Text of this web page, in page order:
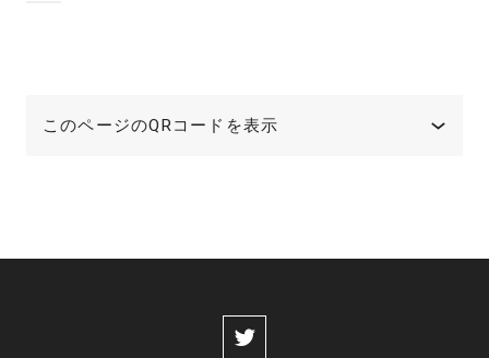
このページのQRコードを表示